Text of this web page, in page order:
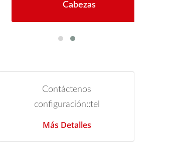
Cabezas
Contáctenos
configuración::tel
Más Detalles